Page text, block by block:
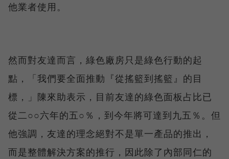
他業者使用。
然而對友達而言，綠色廠房只是綠色行動的起
點，「我們要全面推動『從搖籃到搖籃』的目
標，」陳來助表示，目前友達的綠色面板占比已
從二○○六年的五○％，到今年將可達到九五％。但
他強調，友達的理念絕對不是單一產品的推出，
而是整體解決方案的推行，因此除了內部同仁的